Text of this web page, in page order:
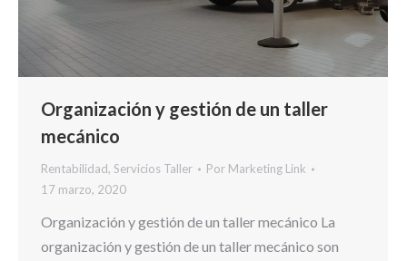
Organización y gestión de un taller
mecánico
Rentabilidad, Servicios Taller Por Marketing Link
17 marzo, 2020
Organización y gestión de un taller mecánico La
organización y gestión de un taller mecánico son